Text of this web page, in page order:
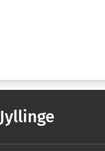
Jyllinge